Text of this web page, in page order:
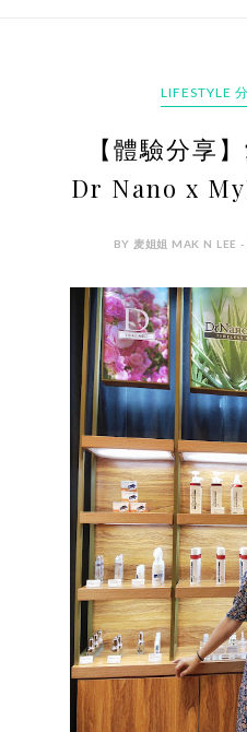
LIFESTYLE
【體驗分享
Dr Nano x
BY 麦姐姐 MAK N LEE